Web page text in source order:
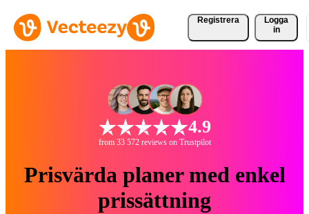
Registrera
Logga
in
4.9
from 33 572 reviews on Trustpilot
Prisvärda planer med enkel
prissättning